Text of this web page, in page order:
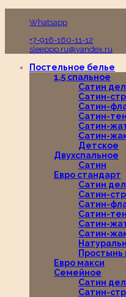
Whatsapp
+7-916-160-11-12
sleeppp.ru@yandex.ru
Постельное белье
1,5 спальное
Сатин
Сатин-
Сатин-
Сатин-
Сатин-
Сатин-
Детское
Двухспальное
Сатин
Евро стандарт
Сатин
Сатин-
Сатин-
Сатин-
Сатин-
Сатин-
Простынь
Евро макси
Семейное
Сатин
Сатин-